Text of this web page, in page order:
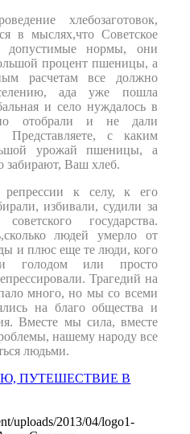
хлебозаготовок,
в мыслях,что Советское
допустимые нормы, они
процент пшеницы, а
расчетам все должно
ада уже пошла
и село нуждалось в
отобрали и не дали
Представляете, с каким
урожай пшеницы, а
забирают, Ваш хлеб.
репрессии к селу, к его
избивали, судили за
государства.
людей умерло от
и плюс еще те люди, кого
голодом или просто
Трагедий на
много, но мы со всеми
на благо общества и
Вместе мы сила, вместе
нашему народу все
людьми.
ПУТЕШЕСТВИЕ В
uploads/2013/04/logo1-